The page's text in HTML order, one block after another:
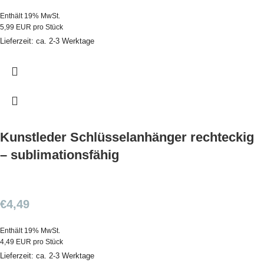
Enthält 19% MwSt.
5,99 EUR pro Stück
Lieferzeit: ca. 2-3 Werktage
Kunstleder Schlüsselanhänger rechteckig
– sublimationsfähig
€4,49
Enthält 19% MwSt.
4,49 EUR pro Stück
Lieferzeit: ca. 2-3 Werktage